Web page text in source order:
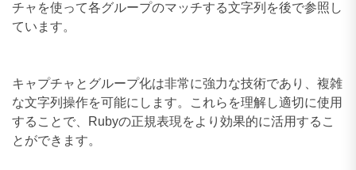
チャを使って各グループのマッチする文字列を後で参照し
ています。
キャプチャとグループ化は非常に強力な技術であり、複雑
な文字列操作を可能にします。これらを理解し適切に使用
することで、Rubyの正規表現をより効果的に活用するこ
とができます。